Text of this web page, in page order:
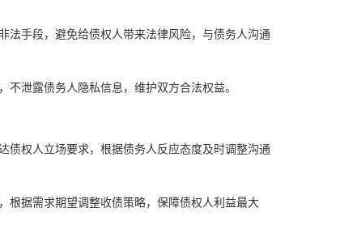
法手段，避免给债权人带来法律风险，与债务人沟通
泄露债务人隐私信息，维护双方合法权益。
债权人立场要求，根据债务人反应态度及时调整沟通
根据需求期望调整收债策略，保障债权人利益最大